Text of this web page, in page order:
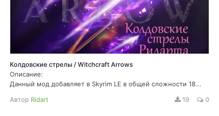
Колдовские стрелы / Witchcraft Arrows
Описание:
Данный мод добавляет в Skyrim LE в общей сложности 18...
Автор Ridart 19 0